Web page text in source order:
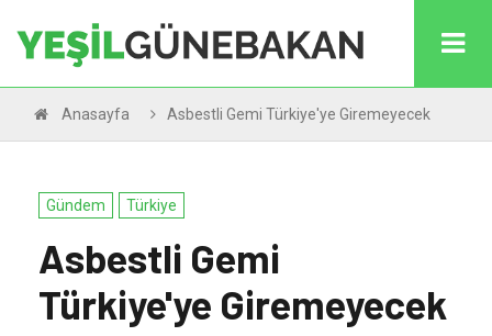
Anasayfa Asbestli Gemi Türkiye'ye Giremeyecek
Gündem Türkiye
Asbestli Gemi
Türkiye'ye Giremeyecek